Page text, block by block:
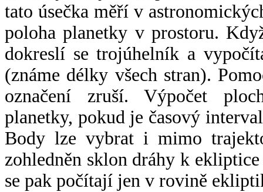
tato úsečka měří v
poloha planetky v prostoru.
dokreslí se trojúhelník a
(známe délky všech stran).
označení zruší. Výpočet
planetky, pokud je časový
Body lze vybrat i mimo
zohledněn sklon dráhy k
se pak počítají jen v rovině